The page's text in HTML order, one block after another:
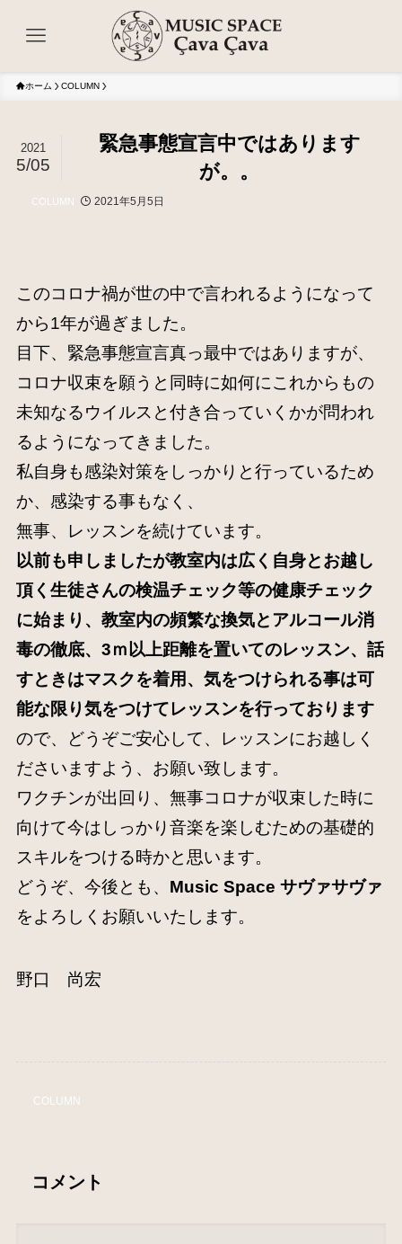
ホーム COLUMN
緊急事態宣言中ではあります
が。。
2021
5/05
COLUMN 2021年5月5日
このコロナ禍が世の中で言われるようになって
から1年が過ぎました。
目下、緊急事態宣言真っ最中ではありますが、
コロナ収束を願うと同時に如何にこれからもの
未知なるウイルスと付き合っていくかが問われ
るようになってきました。
私自身も感染対策をしっかりと行っているため
か、感染する事もなく、
無事、レッスンを続けています。
以前も申しましたが教室内は広く自身とお越し
頂く生徒さんの検温チェック等の健康チェック
に始まり、教室内の頻繁な換気とアルコール消
毒の徹底、 3ｍ以上距離を置いてのレッスン、話
すときはマスクを着用、気をつけられる事は可
能な限り気をつけてレッスンを行っております
ので、どうぞご安心して、レッスンにお越しく
ださいますよう、お願い致します。
ワクチンが出回り、無事コロナが収束した時に
向けて今はしっかり音楽を楽しむための基礎的
スキルをつける時かと思います。
どうぞ、今後とも、 Music Space サヴァサヴァ
をよろしくお願いいたします。
野口 尚宏
COLUMN
コメント